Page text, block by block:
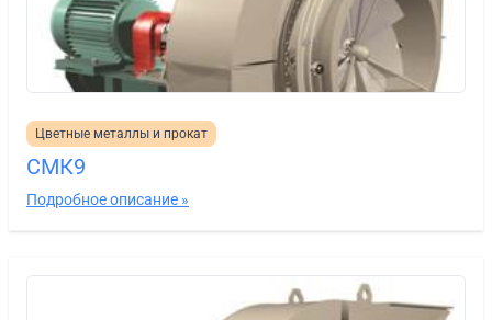
Цветные металлы и прокат
СМК9
Подробное описание »